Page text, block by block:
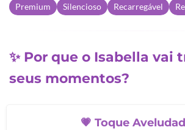
Premium Silencioso Recarregável
✨ Por que o Isabella vai
seus momentos?
💗 Toque